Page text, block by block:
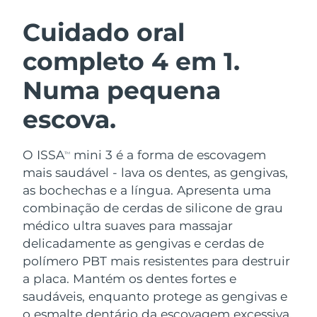
Cuidado oral
completo 4 em 1.
Numa pequena
escova.
O ISSATM
mini 3 é a forma de escovagem
mais saudável - lava os dentes, as gengivas,
as bochechas e a língua. Apresenta uma
combinação de cerdas de silicone de grau
médico ultra suaves para massajar
delicadamente as gengivas e cerdas de
polímero PBT mais resistentes para destruir
a placa. Mantém os dentes fortes e
saudáveis, enquanto protege as gengivas e
o esmalte dentário da escovagem excessiva.
Limpeza facial
Anti-aging massage
LUNA™ 4 Plus
Massage, LED heating
LUNA™ 4 Men
For men, anti-aging massage
Lifting facial
Microcurrent toning
BEAR™ 2 go
Microcurrent toning on-the-go
BEAR™ 2 eyes & lips
Microcurrent line smoothing device
Hidratação
UFO™ 3 kit
Deep facial hydration
UFO™ 3 LED
Near-infrared and red light therapy
device
Cuidado oral
issa™ 4
Hybrid silicone sonic toothbrush
issa™ 4 plus
Smart hybrid silicone sonic toothbrush
TRATAMENTO ANTIENVELHECIMENTO
FAQ™
Antienvelhecimento Tratamentos LED
NEW
Áustria
Barein Entrega prevista
Bélgica Entrega prevista
Bermudas
Bósnia e
Herzegovina
Entrega prevista১২/৮/২৬
Brunei Entrega prevista১৪/৮/২৬
Bulgária Entrega prevista
Canadá Entrega prevista
Chile Entrega prevista১৩/৮/২৬